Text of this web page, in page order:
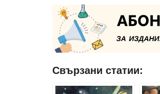
Свързани статии: